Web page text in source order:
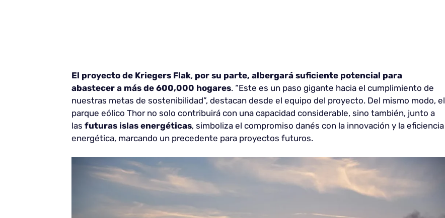
El proyecto de Kriegers Flak, por su parte, albergará suficiente potencial para
abastecer a más de 600,000 hogares. “Este es un paso gigante hacia el cumplimiento de
nuestras metas de sostenibilidad”, destacan desde el equipo del proyecto. Del mismo modo, el
parque eólico Thor no solo contribuirá con una capacidad considerable, sino también, junto a
las futuras islas energéticas, simboliza el compromiso danés con la innovación y la eficiencia
energética, marcando un precedente para proyectos futuros.